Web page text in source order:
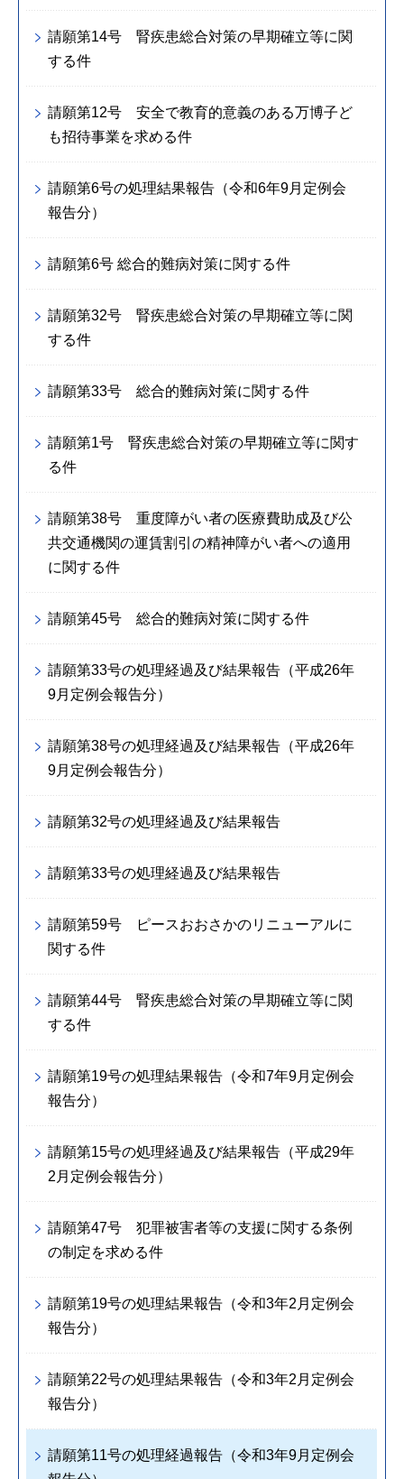
請願第14号 腎疾患総合対策の早期確立等に関
する件
請願第12号 安全で教育的意義のある万博子ど
も招待事業を求める件
請願第6号の処理結果報告（令和6年9月定例会
報告分）
請願第6号 総合的難病対策に関する件
請願第32号 腎疾患総合対策の早期確立等に関
する件
請願第33号 総合的難病対策に関する件
請願第1号 腎疾患総合対策の早期確立等に関す
る件
請願第38号 重度障がい者の医療費助成及び公
共交通機関の運賃割引の精神障がい者への適用
に関する件
請願第45号 総合的難病対策に関する件
請願第33号の処理経過及び結果報告（平成26年
9月定例会報告分）
請願第38号の処理経過及び結果報告（平成26年
9月定例会報告分）
請願第32号の処理経過及び結果報告
請願第33号の処理経過及び結果報告
請願第59号 ピースおおさかのリニューアルに
関する件
請願第44号 腎疾患総合対策の早期確立等に関
する件
請願第19号の処理結果報告（令和7年9月定例会
報告分）
請願第15号の処理経過及び結果報告（平成29年
2月定例会報告分）
請願第47号 犯罪被害者等の支援に関する条例
の制定を求める件
請願第19号の処理結果報告（令和3年2月定例会
報告分）
請願第22号の処理結果報告（令和3年2月定例会
報告分）
請願第11号の処理経過報告（令和3年9月定例会